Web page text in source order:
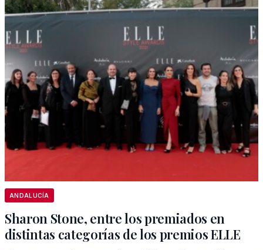
ANDALUCÍA
Sharon Stone, entre los premiados en
distintas categorías de los premios ELLE